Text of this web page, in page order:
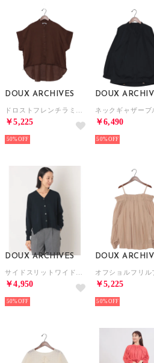
DOUX ARCHIVES
￥5,225
50%
DOUX
￥6,490
50%
DOUX ARCHIVES
￥4,950
50%
DOUX
￥5,225
50%